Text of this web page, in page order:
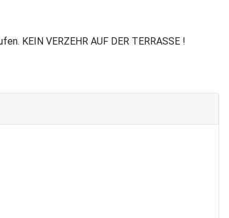
KEIN VERZEHR AUF DER TERRASSE !